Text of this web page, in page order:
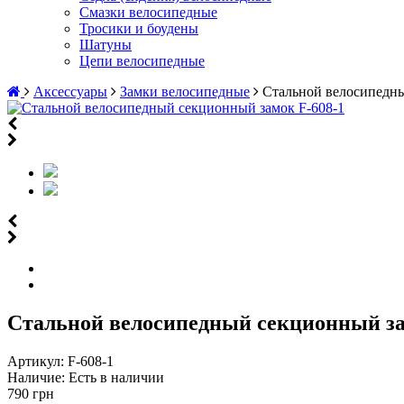
Смазки велосипедные
Тросики и боудены
Шатуны
Цепи велосипедные
Аксессуары
Замки велосипедные Стальной
Стальной велосипедный секционный
Артикул: F-608-1
Наличие: Есть в наличии
790 грн